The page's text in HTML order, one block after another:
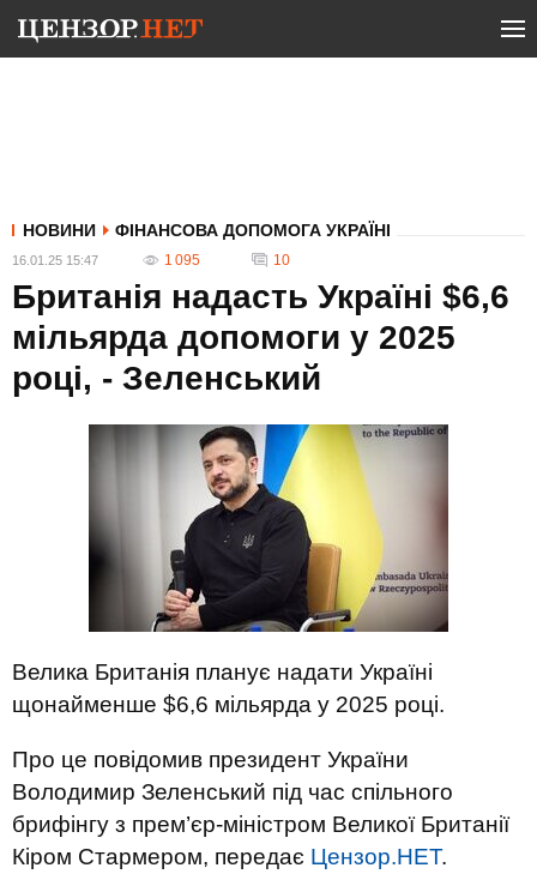
НОВИНИ ФІНАНСОВА ДОПОМОГА УКРАЇНІ
16.01.25 15:47 1 095 10
Британія надасть Україні $6,6
мільярда допомоги у 2025
році, - Зеленський
Велика Британія планує надати Україні
щонайменше $6,6 мільярда у 2025 році.
Про це повідомив президент України
Володимир Зеленський під час спільного
брифінгу з прем’єр-міністром Великої Британії
Кіром Стармером, передає Цензор.НЕТ.